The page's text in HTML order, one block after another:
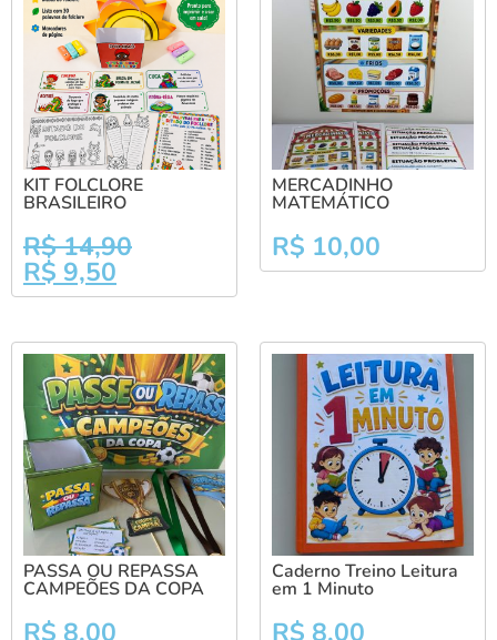
KIT FOLCLORE
BRASILEIRO
R$14,90
R$ 9,50
MERCADINHO
MATEMÁTICO
R$ 10,00
PASSA OU REPASSA
CAMPEÕES DA COPA
R$ 8,00
Caderno Treino Leitura
em 1 Minuto
R$ 8,00